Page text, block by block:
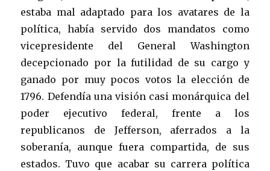
estaba mal adaptado para los avatares de la
política, había servido dos mandatos como
vicepresidente del General Washington
decepcionado por la futilidad de su cargo y
ganado por muy pocos votos la elección de
1796. Defendía una visión casi monárquica del
poder ejecutivo federal, frente a los
republicanos de Jefferson, aferrados a la
soberanía, aunque fuera compartida, de sus
estados. Tuvo que acabar su carrera política